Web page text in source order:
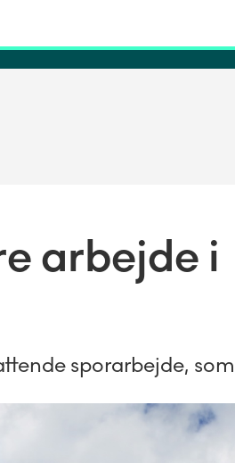
arbejde i
sporarbejde, som